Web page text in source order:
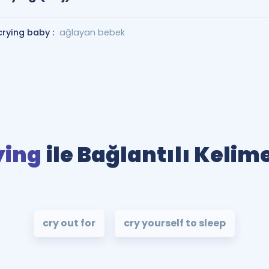
baby : ağlayan bebek
ile Bağlantılı
cry out for cry yourself to sleep